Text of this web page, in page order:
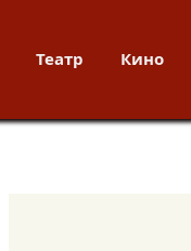
Театр Кино